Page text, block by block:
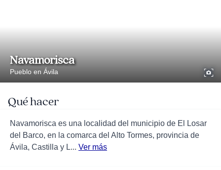
Navamorisca
Pueblo en Ávila
Qué hacer
Navamorisca es una localidad del municipio de El Losar
del Barco, en la comarca del Alto Tormes, provincia de
Ávila, Castilla y L... Ver más